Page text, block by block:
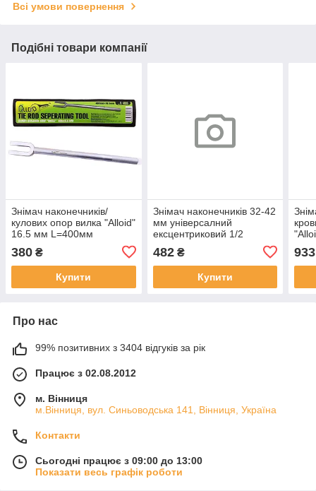
Всі умови повернення
Подібні товари компанії
Знімач наконечників/
кулових опор вилка "Alloid"
16.5 мм L=400мм
380 ₴
Купити
Знімач наконечників 32-42
мм універсалний
ексцентриковий 1/2
482₴
Купити
933
Про нас
99% позитивних з 3404 відгуків за рік
Працює з 02.08.2012
м. Вінниця
м.Вінниця, вул. Синьоводська 141, Вінниця, Україна
Контакти
Сьогодні працює з 09:00 до 13:00
Показати весь графік роботи